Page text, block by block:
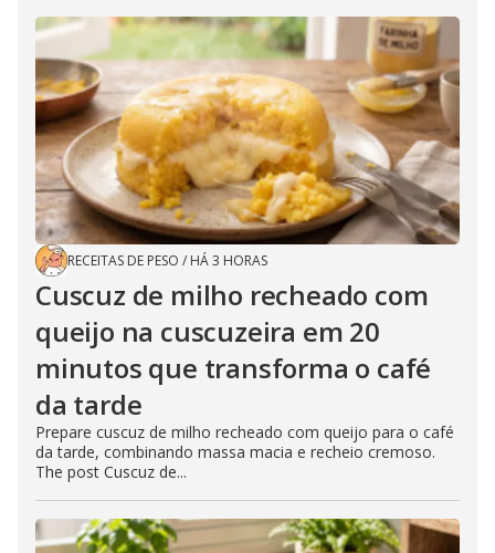
RECEITAS DE PESO / HÁ 3 HORAS
Cuscuz de milho recheado com
queijo na cuscuzeira em 20
minutos que transforma o café
da tarde
Prepare cuscuz de milho recheado com queijo para o café
da tarde, combinando massa macia e recheio cremoso.
The post Cuscuz de...